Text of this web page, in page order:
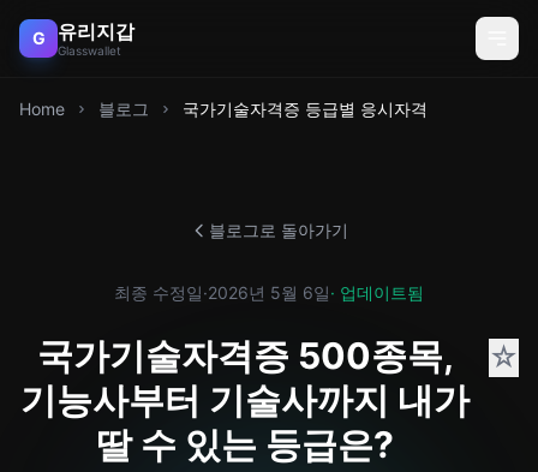
G 유리지갑
Glasswallet
Home 블로그 국가기술자격증 등급별 응시자격
블로그로 돌아가기
최종 수정일·2026년 5월 6일· 업데이트됨
국가기술자격증 500종목,
기능사부터 기술사까지 내가
딸 수 있는 등급은?
☆